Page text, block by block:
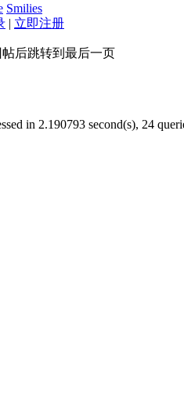
Smilies
| 立即注册
帖后跳转到最后一页
in 2.190793 second(s), 24